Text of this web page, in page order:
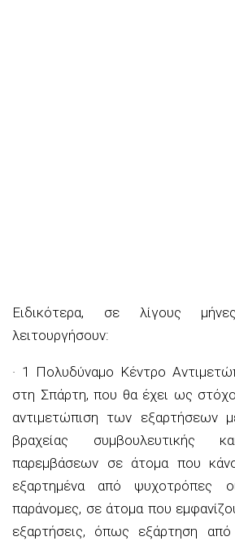
Ειδικότερα, σε λίγους
λειτουργήσουν:
· 1 Πολυδύναμο Κέντρο
στη Σπάρτη, που θα έχει ως
αντιμετώπιση των εξαρτήσεων
βραχείας συμβουλευτικής
παρεμβάσεων σε άτομα που
εξαρτημένα από ψυχοτρόπες
παράνομες, σε άτομα που
εξαρτήσεις, όπως εξάρτηση από